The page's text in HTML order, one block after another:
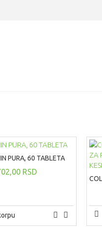
PURA, 60 TABLETA
RSD